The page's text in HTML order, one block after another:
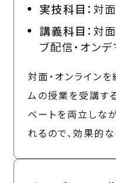
実技科目： 対
講義科目： 対
ブ配信・オンデ
対面・オンライン
ムの授業を受講す
ベートを両立しな
れるので、効果的